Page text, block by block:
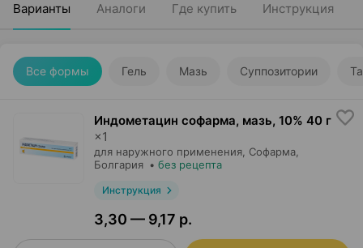
Варианты Аналоги Где купить Инструкция
Все формы Гель Мазь Суппозитории
Индометацин софарма, мазь, 10% 40 г
×1
для наружного применения, Софарма
Болгария • без рецепта
Инструкция
3,30 — 9,17 р.